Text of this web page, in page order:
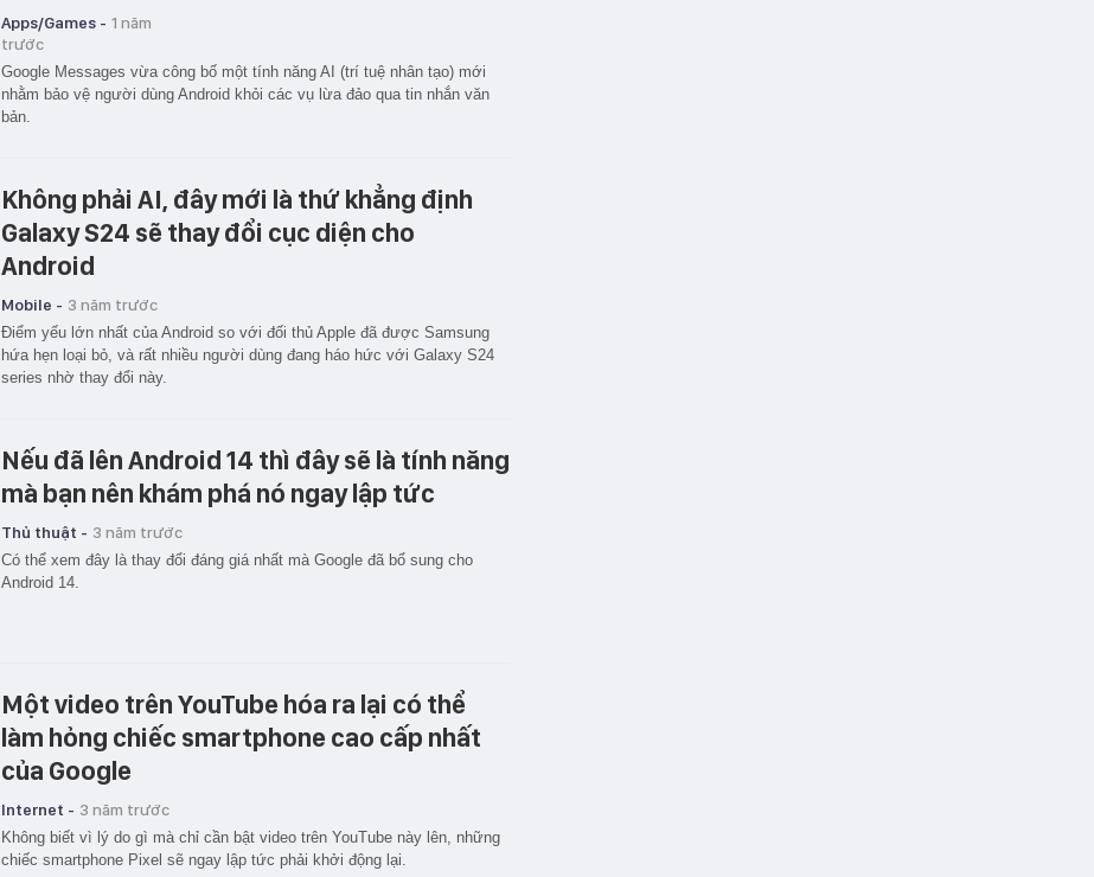
Apps/Games - 1 năm
trước
Google Messages vừa công bố một tính năng AI (trí tuệ nhân tạo) mới
nhằm bảo vệ người dùng Android khỏi các vụ lừa đảo qua tin nhắn văn
bản.
Không phải AI, đây mới là thứ khẳng định
Galaxy S24 sẽ thay đổi cục diện cho
Android
Mobile - 3 năm trước
Điểm yếu lớn nhất của Android so với đối thủ Apple đã được Samsung
hứa hẹn loại bỏ, và rất nhiều người dùng đang háo hức với Galaxy S24
series nhờ thay đổi này.
Nếu đã lên Android 14 thì đây sẽ là tính năng
mà bạn nên khám phá nó ngay lập tức
Thủ thuật - 3 năm trước
Có thể xem đây là thay đổi đáng giá nhất mà Google đã bổ sung cho
Android 14.
Một video trên YouTube hóa ra lại có thể
làm hỏng chiếc smartphone cao cấp nhất
của Google
Internet - 3 năm trước
Không biết vì lý do gì mà chỉ cần bật video trên YouTube này lên, những
chiếc smartphone Pixel sẽ ngay lập tức phải khởi động lại.